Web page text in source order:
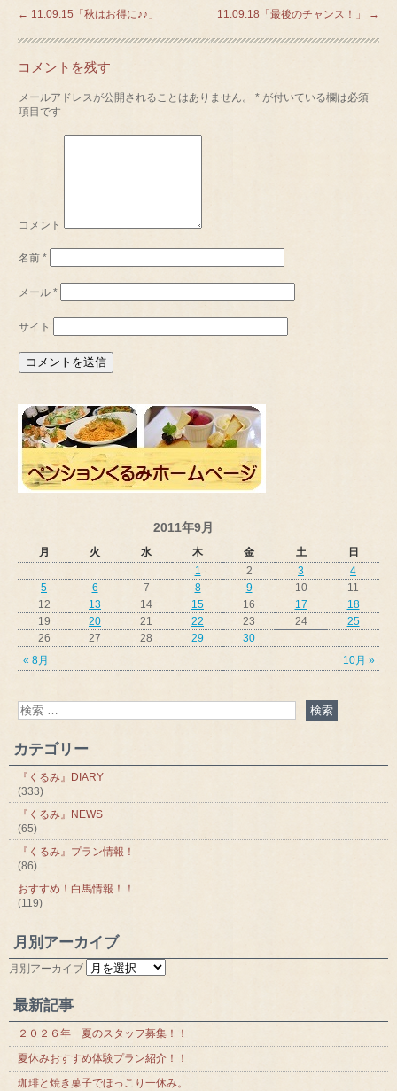
← 11.09.15「秋はお得に♪♪」 11.09.18「最後のチャンス！」 →
コメントを残す
メールアドレスが公開されることはありません。 * が付いている欄は必須
項目です
コメント
名前*
メール*
サイト
2011年9月
月 火 水 木 金 土 日
« 8月 10月 »
1 2 3
4
5
6 7 8 9 10
11
12
13 14 15 16 17
18
19
20 21 22 23 24
25
26
27 28 29 30
カテゴリー
『くるみ』DIARY
(333)
『くるみ』NEWS
(65)
『くるみ』プラン情報！
(86)
おすすめ！白馬情報！！
(119)
月別アーカイブ
月別アーカイブ
最新記事
２０２６年 夏のスタッフ募集！！
夏休みおすすめ体験プラン紹介！！
珈琲と焼き菓子でほっこり一休み。